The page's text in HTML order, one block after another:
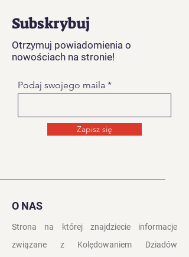
Subskrybuj
Otrzymuj powiadomienia o
nowościach na stronie!
Podaj swojego maila
Zapisz się
O NAS
Strona na której znajdziecie informacje
związane z Kolędowaniem Dziadów